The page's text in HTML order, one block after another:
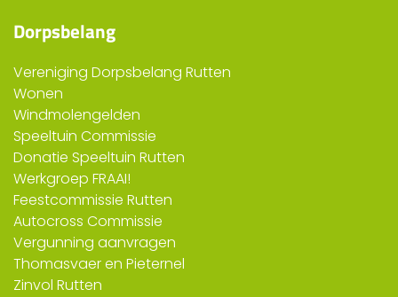
Dorpsbelang
Vereniging Dorpsbelang Rutten
Wonen
Windmolengelden
Speeltuin Commissie
Donatie Speeltuin Rutten
Werkgroep FRAAI!
Feestcommissie Rutten
Autocross Commissie
Vergunning aanvragen
Thomasvaer en Pieternel
Zinvol Rutten